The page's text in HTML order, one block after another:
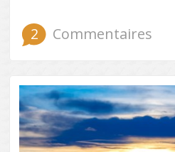
2 Commentaires